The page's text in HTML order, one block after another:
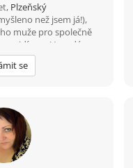
Plzeňský
než jsem já!),
muže pro společně
uvidíme... Vypadám o
a taky jsem tak
usedlého páprdu!
Plzně. Děkuji.
se